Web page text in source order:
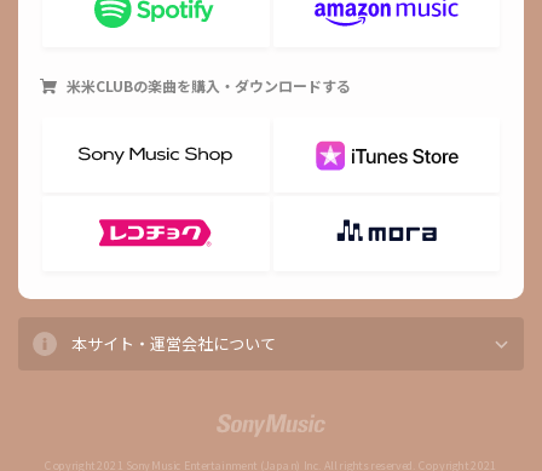
米米CLUBの楽曲を購入・ダウンロードする
本サイト・運営会社について
Copyright 2021 Sony Music Entertainment (Japan) Inc. All rights reserved. Copyright 2021